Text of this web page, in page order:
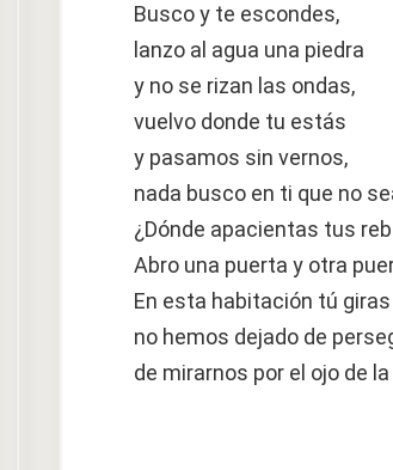
Busco y te escondes,
lanzo al agua una piedra
y no se rizan las ondas,
vuelvo donde tu estás
y pasamos sin vernos,
nada busco en ti que no
¿Dónde apacientas tus
Abro una puerta y otra
En esta habitación tú giras
no hemos dejado de
de mirarnos por el ojo de